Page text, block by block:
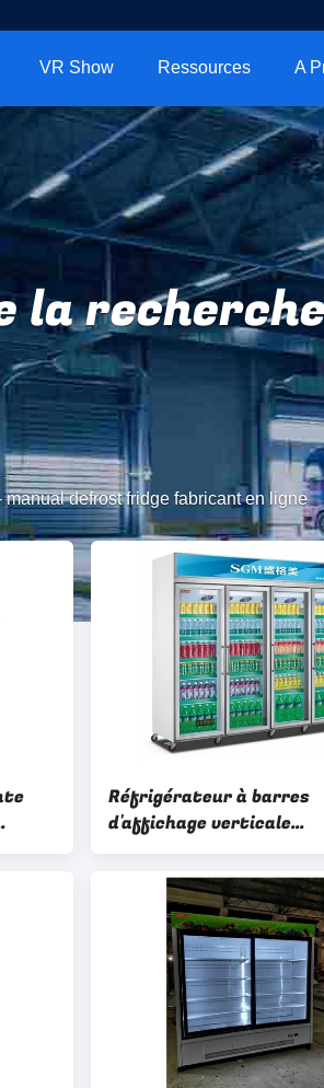
VR Show Ressources
la
manual defrost fridge fabricant en ligne
Réfrigérateur à barres
d'affichage verticale
commercial 2140L avec
vitrée 830W